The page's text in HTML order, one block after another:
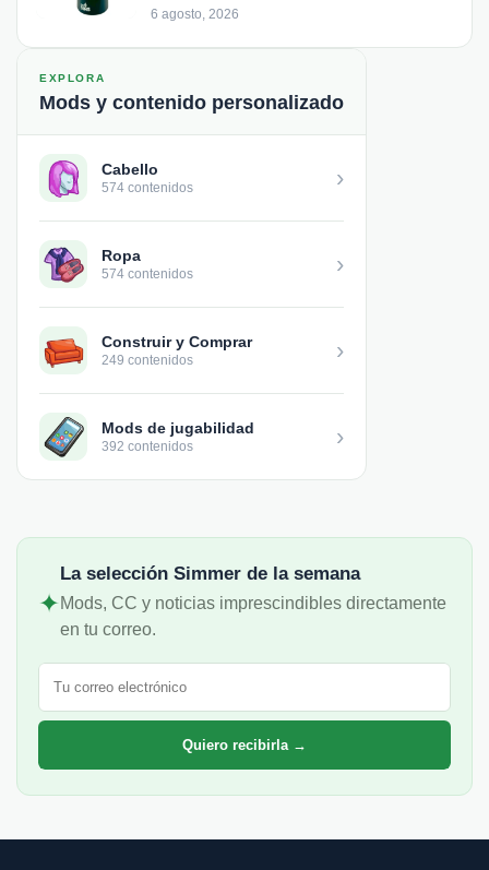
6 agosto, 2026
EXPLORA
Mods y contenido personalizado
Cabello
574 contenidos ›
Ropa
574 contenidos ›
Construir y Comprar
249 contenidos ›
Mods de jugabilidad
392 contenidos ›
✦
La selección Simmer de la semana
Mods, CC y noticias imprescindibles directamente
en tu correo.
Correo electrónico
Quiero recibirla →